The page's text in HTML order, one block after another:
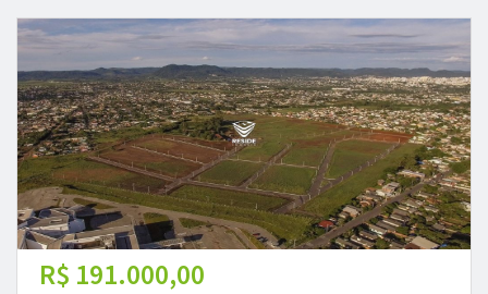
R$ 191.000,00